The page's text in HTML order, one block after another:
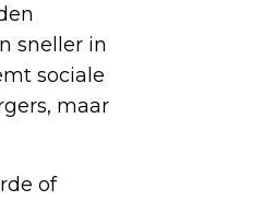
sneller in
sociale
maar
of